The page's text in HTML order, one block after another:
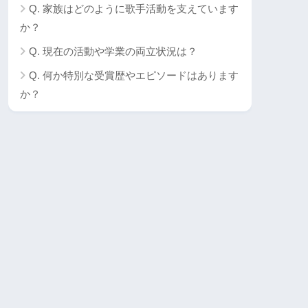
Q. 家族はどのように歌手活動を支えています
か？
Q. 現在の活動や学業の両立状況は？
Q. 何か特別な受賞歴やエピソードはあります
か？